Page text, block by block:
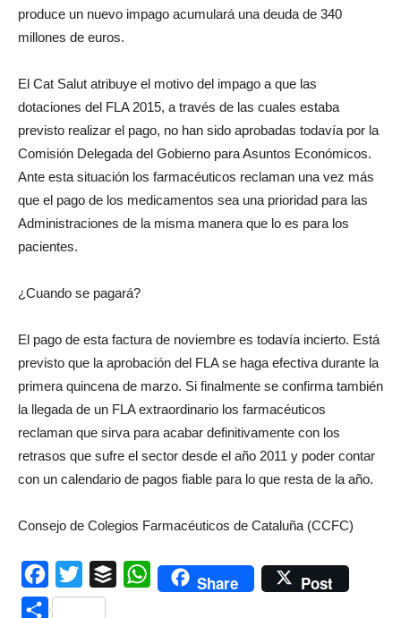
produce un nuevo impago acumulará una deuda de 340
millones de euros.
El Cat Salut atribuye el motivo del impago a que las
dotaciones del FLA 2015, a través de las cuales estaba
previsto realizar el pago, no han sido aprobadas todavía por la
Comisión Delegada del Gobierno para Asuntos Económicos.
Ante esta situación los farmacéuticos reclaman una vez más
que el pago de los medicamentos sea una prioridad para las
Administraciones de la misma manera que lo es para los
pacientes.
¿Cuando se pagará?
El pago de esta factura de noviembre es todavía incierto. Está
previsto que la aprobación del FLA se haga efectiva durante la
primera quincena de marzo. Si finalmente se confirma también
la llegada de un FLA extraordinario los farmacéuticos
reclaman que sirva para acabar definitivamente con los
retrasos que sufre el sector desde el año 2011 y poder contar
con un calendario de pagos fiable para lo que resta de la año.
Consejo de Colegios Farmacéuticos de Cataluña (CCFC)
Facebook
Twitter Buffer WhatsAppShare Post
Compartir